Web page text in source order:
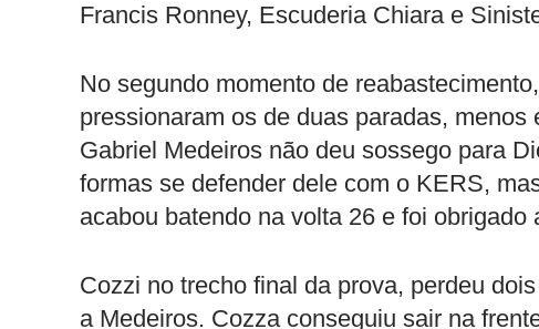
Francis Ronney, Escuderia Chiara e
No segundo momento de
pressionaram os de duas paradas,
Gabriel Medeiros não deu sossego para
formas se defender dele com o KERS,
acabou batendo na volta 26 e foi obrigado
Cozzi no trecho final da prova, perdeu
a Medeiros. Cozza conseguiu sair na